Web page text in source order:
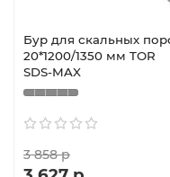
Бур для скальных
20*1200/1350 мм TOR
SDS-MAX
3 858 р